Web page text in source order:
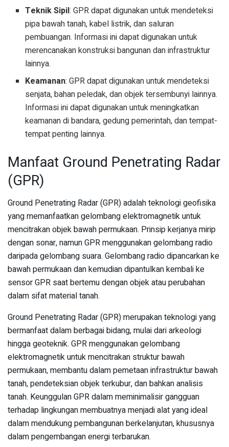
Teknik Sipil: GPR dapat digunakan untuk mendeteksi
pipa bawah tanah, kabel listrik, dan saluran
pembuangan. Informasi ini dapat digunakan untuk
merencanakan konstruksi bangunan dan infrastruktur
lainnya.
Keamanan: GPR dapat digunakan untuk mendeteksi
senjata, bahan peledak, dan objek tersembunyi lainnya.
Informasi ini dapat digunakan untuk meningkatkan
keamanan di bandara, gedung pemerintah, dan tempat-
tempat penting lainnya.
Manfaat Ground Penetrating Radar
(GPR)
Ground Penetrating Radar (GPR) adalah teknologi geofisika
yang memanfaatkan gelombang elektromagnetik untuk
mencitrakan objek bawah permukaan. Prinsip kerjanya mirip
dengan sonar, namun GPR menggunakan gelombang radio
daripada gelombang suara. Gelombang radio dipancarkan ke
bawah permukaan dan kemudian dipantulkan kembali ke
sensor GPR saat bertemu dengan objek atau perubahan
dalam sifat material tanah.
Ground Penetrating Radar (GPR) merupakan teknologi yang
bermanfaat dalam berbagai bidang, mulai dari arkeologi
hingga geoteknik. GPR menggunakan gelombang
elektromagnetik untuk mencitrakan struktur bawah
permukaan, membantu dalam pemetaan infrastruktur bawah
tanah, pendeteksian objek terkubur, dan bahkan analisis
tanah. Keunggulan GPR dalam meminimalisir gangguan
terhadap lingkungan membuatnya menjadi alat yang ideal
dalam mendukung pembangunan berkelanjutan, khususnya
dalam pengembangan energi terbarukan.